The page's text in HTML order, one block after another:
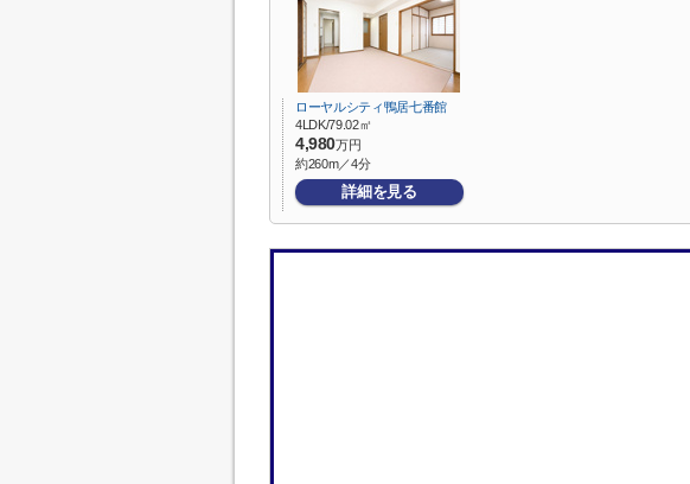
ローヤルシティ鴨居七番館
4LDK/79.02㎡
4,980万円
約260m／4分
詳細を見る